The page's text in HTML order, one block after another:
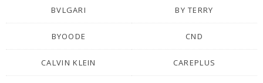
BVLGARI BY TERRY
BYOODE CND
CALVIN KLEIN CAREPLUS